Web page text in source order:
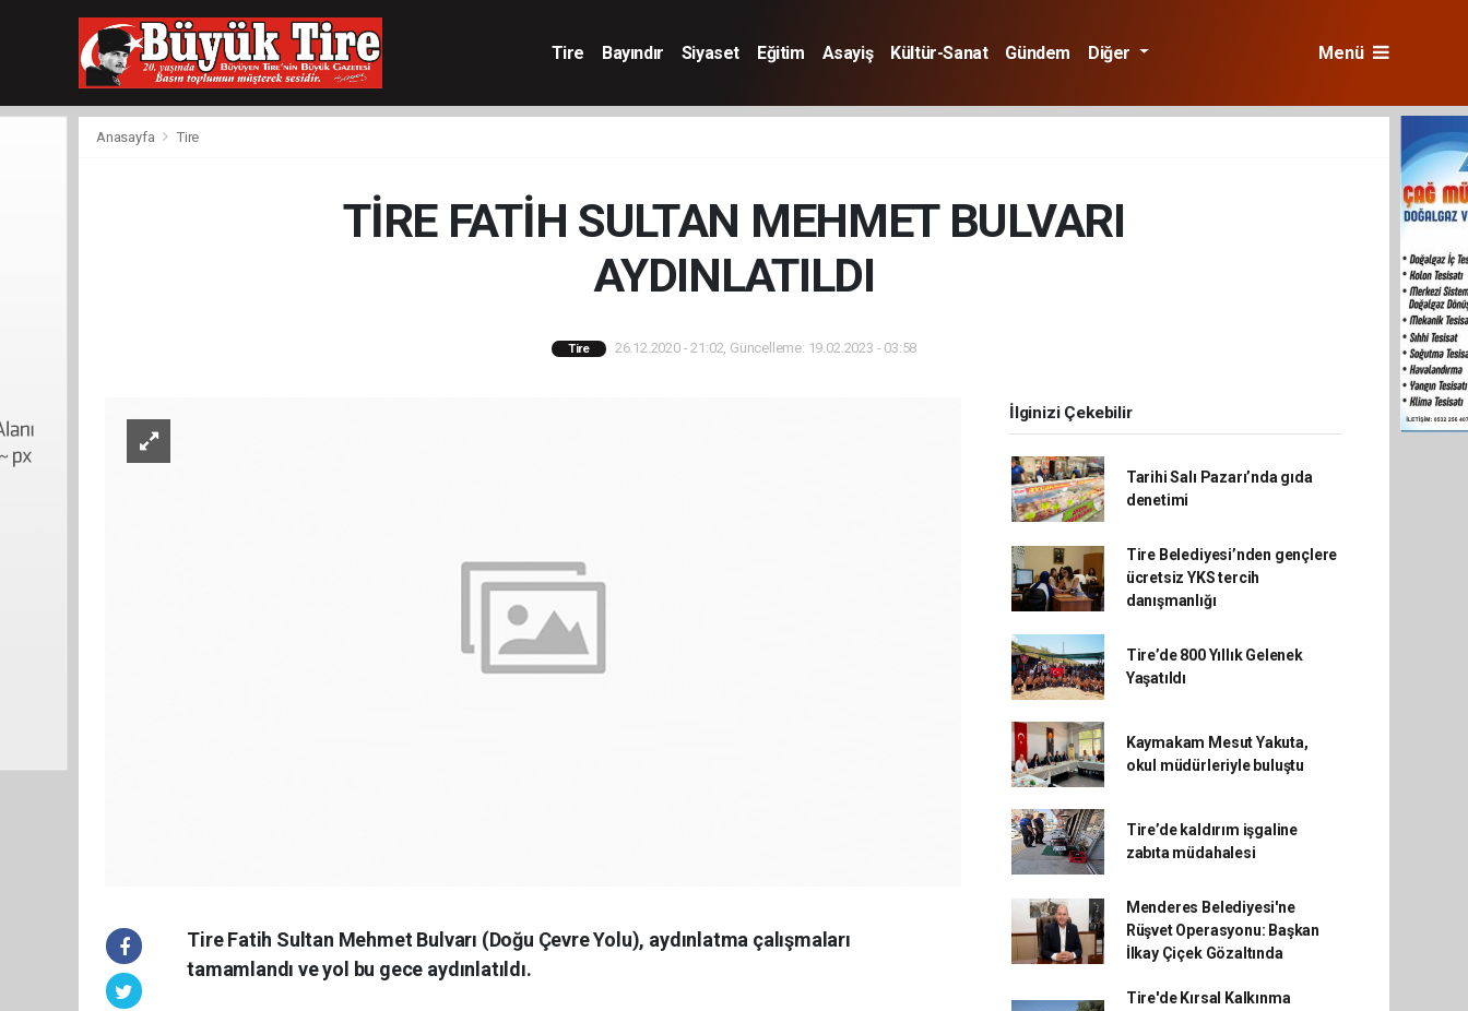
Tire Bayındır Siyaset Eğitim Asayiş Kültür-Sanat Gündem Diğer Menü
Anasayfa Tire
TİRE FATİH SULTAN MEHMET BULVARI
AYDINLATILDI
Tire 26.12.2020 - 21:02, Güncelleme: 19.02.2023 - 03:58
Tire Fatih Sultan Mehmet Bulvarı (Doğu Çevre Yolu), aydınlatma çalışmaları
tamamlandı ve yol bu gece aydınlatıldı.
İlginizi Çekebilir
Tarihi Salı Pazarı’nda gıda
denetimi
Tire Belediyesi’nden gençlere
ücretsiz YKS tercih
danışmanlığı
Tire’de 800 Yıllık Gelenek
Yaşatıldı
Kaymakam Mesut Yakuta,
okul müdürleriyle buluştu
Tire’de kaldırım işgaline
zabıta müdahalesi
Menderes Belediyesi'ne
Rüşvet Operasyonu: Başkan
İlkay Çiçek Gözaltında
Tire'de Kırsal Kalkınma